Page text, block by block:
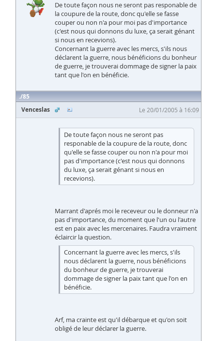
De toute façon nous ne seront pas responable de
la coupure de la route, donc qu'elle se fasse
couper ou non n'a pour moi pas d'importance
(c'est nous qui donnons du luxe, ça serait génant
si nous en recevions).
Concernant la guerre avec les mercs, s'ils nous
déclarent la guerre, nous bénéficions du bonheur
de guerre, je trouverai dommage de signer la paix
tant que l'on en bénéficie.
85
Venceslas
Le 20/01/2005 à 16:09
De toute façon nous ne seront pas
responable de la coupure de la route, donc
qu'elle se fasse couper ou non n'a pour moi
pas d'importance (c'est nous qui donnons
du luxe, ça serait génant si nous en
recevions).
Marrant d'aprés moi le receveur ou le donneur n'a
pas d'importance, du moment que l'un ou l'autre
est en paix avec les mercenaires. Faudra vraiment
éclaircir la question.
Concernant la guerre avec les mercs, s'ils
nous déclarent la guerre, nous bénéficions
du bonheur de guerre, je trouverai
dommage de signer la paix tant que l'on en
bénéficie.
Arf, ma crainte est qu'il débarque et qu'on soit
obligé de leur déclarer la guerre.